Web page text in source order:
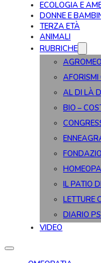
ECOLOGIA E
DONNE E
TERZA ETÀ
ANIMALI
RUBRICHE
AFORISMI
AL DI LÀ
BIO –
IL PATIO
LETTURE
DIARIO
VIDEO